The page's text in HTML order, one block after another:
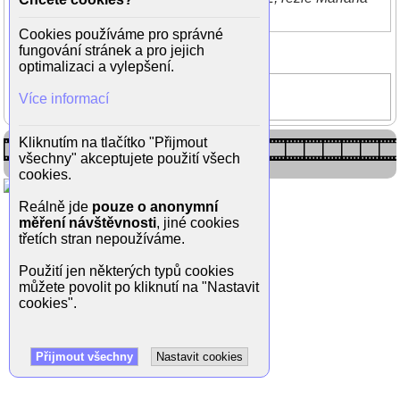
Zpět do galerie
(9/12)
Cookies používáme pro správné
fungování stránek a pro jejich
optimalizaci a vylepšení.
Více informací
Kliknutím na tlačítko "Přijmout
všechny" akceptujete použití všech
cookies.
Reálně jde pouze o anonymní
měření návštěvnosti, jiné cookies
třetích stran nepoužíváme.
Použití jen některých typů cookies
můžete povolit po kliknutí na "Nastavit
cookies".
Přijmout všechny Nastavit cookies